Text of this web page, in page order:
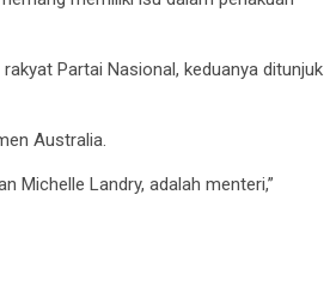
Partai Nasional, keduanya ditunjuk
Australia.
Michelle Landry, adalah menteri,”